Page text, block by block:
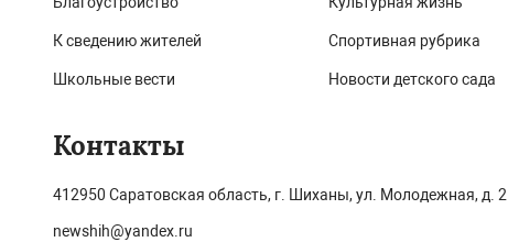
К сведению жителей
Школьные вести
Спортивная рубрика
Новости детского сада
Контакты
412950 Саратовская область, г. Шиханы, ул. Молодежная, д. 2
newshih@yandex.ru